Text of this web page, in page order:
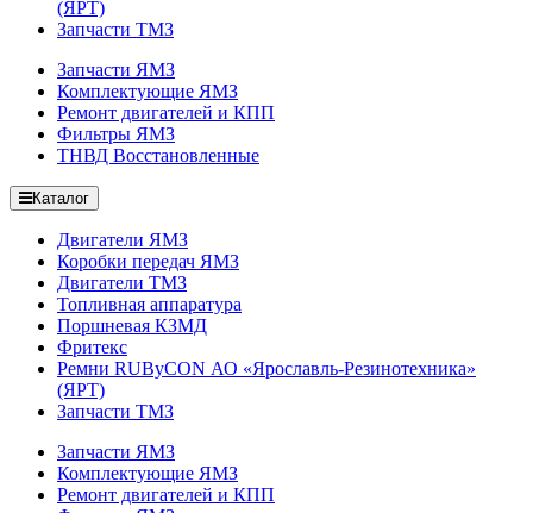
(ЯРТ)
Запчасти ТМЗ
Запчасти ЯМЗ
Комплектующие ЯМЗ
Ремонт двигателей и КПП
Фильтры ЯМЗ
ТНВД Восстановленные
Каталог
Двигатели ЯМЗ
Коробки передач ЯМЗ
Двигатели ТМЗ
Топливная аппаратура
Поршневая КЗМД
Фритекс
Ремни RUByCON АО «Ярославль-Резинотехника»
(ЯРТ)
Запчасти ТМЗ
Запчасти ЯМЗ
Комплектующие ЯМЗ
Ремонт двигателей и КПП